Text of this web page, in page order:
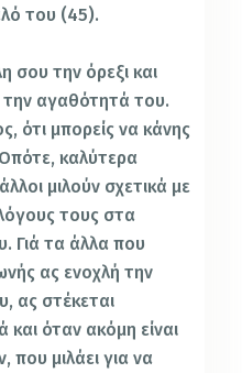
του (45).
σου την όρεξι και
την αγαθότητά του.
ότι μπορείς να κάνης
καλύτερα
μιλούν σχετικά με
τους στα
Γιά τα άλλα που
ας ενοχλή την
ας στέκεται
όταν ακόμη είναι
που μιλάει για να